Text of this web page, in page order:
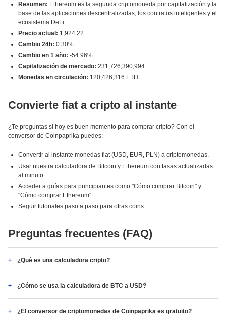
Resumen: Ethereum es la segunda criptomoneda por capitalización y la
base de las aplicaciones descentralizadas, los contratos inteligentes y el
ecosistema DeFi.
Precio actual: 1,924.22
Cambio 24h: 0.30%
Cambio en 1 año: -54.96%
Capitalización de mercado: 231,726,390,994
Monedas en circulación: 120,426,316 ETH
Convierte fiat a cripto al instante
¿Te preguntas si hoy es buen momento para comprar cripto? Con el
conversor de Coinpaprika puedes:
Convertir al instante monedas fiat (USD, EUR, PLN) a criptomonedas.
Usar nuestra calculadora de Bitcoin y Ethereum con tasas actualizadas
al minuto.
Acceder a guías para principiantes como "Cómo comprar Bitcoin" y
"Cómo comprar Ethereum".
Seguir tutoriales paso a paso para otras coins.
Preguntas frecuentes (FAQ)
¿Qué es una calculadora cripto?
¿Cómo se usa la calculadora de BTC a USD?
¿El conversor de criptomonedas de Coinpaprika es gratuito?